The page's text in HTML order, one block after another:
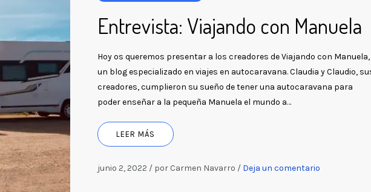
Entrevista: Viajando con Manuela
Hoy os queremos presentar a los creadores de Viajando con Manuela,
un blog especializado en viajes en autocaravana. Claudia y Claudio,
creadores, cumplieron su sueño de tener una autocaravana para
poder enseñar a la pequeña Manuela el mundo a…
LEER MÁS
junio 2, 2022 / por Carmen Navarro / Deja un comentario